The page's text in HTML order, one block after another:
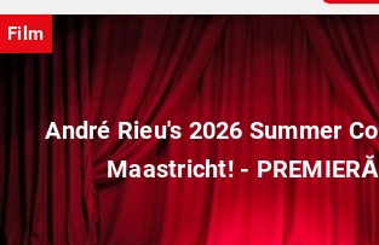
Film
André Rieu's 2026 Summer
Maastricht! -